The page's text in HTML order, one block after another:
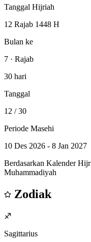
Tanggal Hijriah
12 Rajab 1448 H
Bulan ke
7 · Rajab
30 hari
Tanggal
12 / 30
Periode Masehi
10 Des 2026 - 8 Jan 2027
Berdasarkan Kalender
Muhammadiyah
Zodiak
♐
Sagittarius